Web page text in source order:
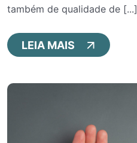
também de qualidade de [...]
LEIA MAIS